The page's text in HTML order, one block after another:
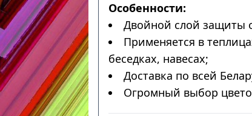
Особенности:
Двойной слой защиты
Применяется в
беседках, навесах;
Доставка по всей
Огромный выбор